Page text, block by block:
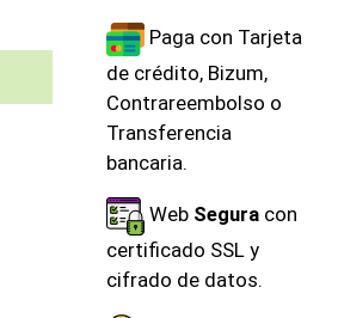
Paga con Tarjeta
de crédito, Bizum,
Contrareembolso o
Transferencia
bancaria.
Web Seguracon
certificado SSL y
cifrado de datos.